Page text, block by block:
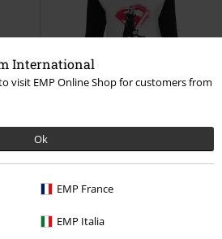
International
visit EMP Online Shop for customers from
Ok
EMP France
EMP Italia
€ 26,99
Shirt met lange mouwen